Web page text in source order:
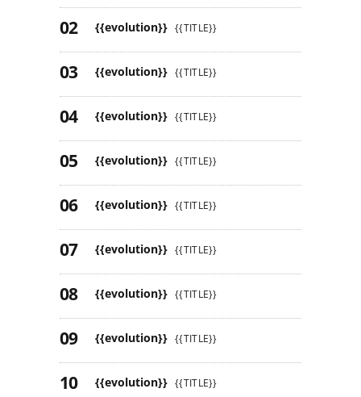
{{evolution}} {{TITLE}}
{{evolution}} {{TITLE}}
{{evolution}} {{TITLE}}
{{evolution}} {{TITLE}}
{{evolution}} {{TITLE}}
{{evolution}} {{TITLE}}
{{evolution}} {{TITLE}}
{{evolution}} {{TITLE}}
{{evolution}} {{TITLE}}